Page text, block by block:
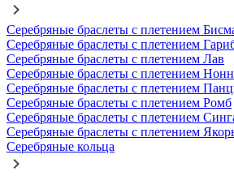
Серебряные браслеты с плетением
Серебряные браслеты с плетением
Серебряные браслеты с плетением Лав
Серебряные браслеты с плетением
Серебряные браслеты с плетением
Серебряные браслеты с плетением Ромб
Серебряные браслеты с плетением
Серебряные браслеты с плетением
Серебряные кольца